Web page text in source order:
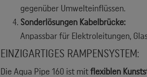
gegenüber Umwelteinflüssen.
Sonderlösungen Kabelbrücke:
Anpassbar für Elektroleitungen,
EINZIGARTIGES RAMPENSYSTEM:
Die Aqua Pipe 160 ist mit flexiblen